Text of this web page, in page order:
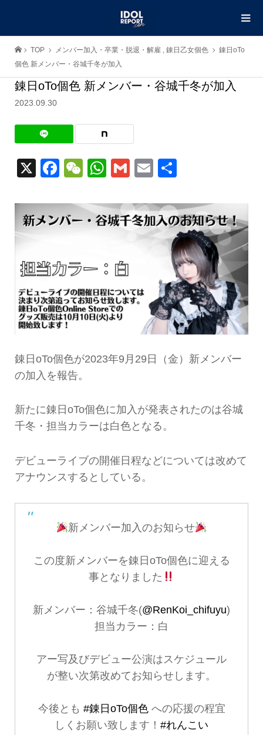
TOP メンバー加入・卒業・脱退・解雇 , 錬日乙女個色
錬日oTo
個色 新メンバー・谷城千冬が加入
錬日oTo個色 新メンバー・谷城千冬が加入
2023.09.30
X Facebook
WeChat
WhatsApp
GmailEmail
錬日oTo個色が2023年9月29日（金）新メンバー
の加入を報告。
新たに錬日oTo個色に加入が発表されたのは谷城
千冬・担当カラーは白色となる。
デビューライブの開催日程などについては改めて
アナウンスするとしている。
新メンバー加入のお知らせ
この度新メンバーを錬日oTo個色に迎える
事となりました
新メンバー：谷城千冬(@RenKoi_chifuyu)
担当カラー：白
アー写及びデビュー公演はスケジュール
が整い次第改めてお知らせします。
今後とも #錬日oTo個色への応援の程宜
しくお願い致します！ #れんこい